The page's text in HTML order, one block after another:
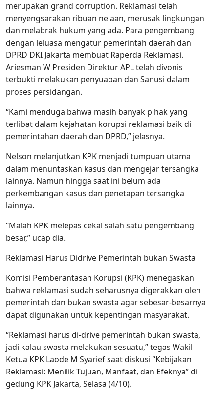
merupakan grand corruption. Reklamasi telah
menyengsarakan ribuan nelaan, merusak lingkungan
dan melabrak hukum yang ada. Para pengembang
dengan leluasa mengatur pemerintah daerah dan
DPRD DKI Jakarta membuat Raperda Reklamasi.
Ariesman W Presiden Direktur APL telah divonis
terbukti melakukan penyuapan dan Sanusi dalam
proses persidangan.
“Kami menduga bahwa masih banyak pihak yang
terlibat dalam kejahatan korupsi reklamasi baik di
pemerintahan daerah dan DPRD,” jelasnya.
Nelson melanjutkan KPK menjadi tumpuan utama
dalam menuntaskan kasus dan mengejar tersangka
lainnya. Namun hingga saat ini belum ada
perkembangan kasus dan penetapan tersangka
lainnya.
“Malah KPK melepas cekal salah satu pengembang
besar,” ucap dia.
Reklamasi Harus Didrive Pemerintah bukan Swasta
Komisi Pemberantasan Korupsi (KPK) menegaskan
bahwa reklamasi sudah seharusnya digerakkan oleh
pemerintah dan bukan swasta agar sebesar-besarnya
dapat digunakan untuk kepentingan masyarakat.
“Reklamasi harus di-drive pemerintah bukan swasta,
jadi kalau swasta melakukan sesuatu,” tegas Wakil
Ketua KPK Laode M Syarief saat diskusi “Kebijakan
Reklamasi: Menilik Tujuan, Manfaat, dan Efeknya” di
gedung KPK Jakarta, Selasa (4/10).